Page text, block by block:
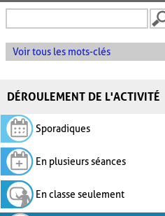
Voir tous les mots-clés
DÉROULEMENT DE L'ACTIVITÉ
Sporadiques
En plusieurs séances
En classe seulement